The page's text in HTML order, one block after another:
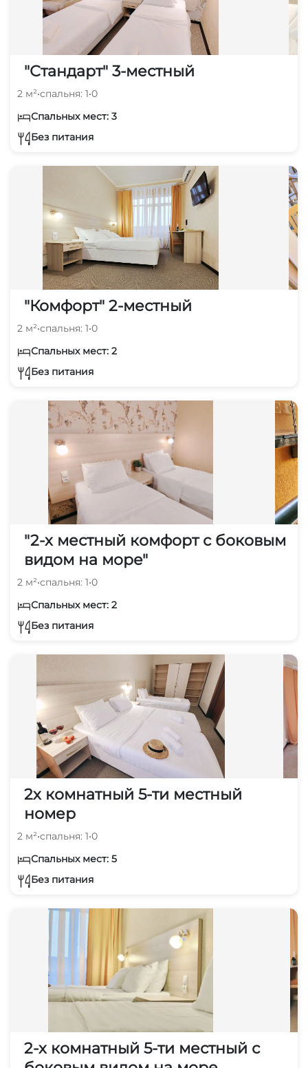
"Стандарт" 3-местный
2 м²•спальня: 1•0
Спальных мест: 3
Без питания
"Комфорт" 2-местный
2 м²•спальня: 1•0
Спальных мест: 2
Без питания
"2-х местный комфорт с боковым
видом на море"
2 м²•спальня: 1•0
Спальных мест: 2
Без питания
2х комнатный 5-ти местный
номер
2 м²•спальня: 1•0
Спальных мест: 5
Без питания
2-х комнатный 5-ти местный с